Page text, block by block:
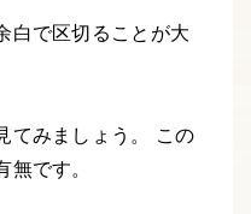
白で区切ることが大
てみましょう。 この
です。